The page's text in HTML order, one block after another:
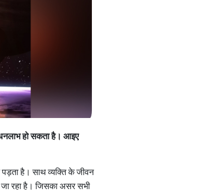
होसकताहै। आइए
पड़ता है। साथ व्यक्ति के जीवन
रहा है। जिसका असर सभी